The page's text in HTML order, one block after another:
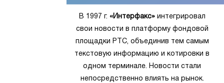
В 1997 г. «Интерфакс»интегрировал
свои новости в платформу фондовой
площадки РТС, объединив тем самым
текстовую информацию и котировки в
одном терминале. Новости стали
непосредственно влиять на рынок.